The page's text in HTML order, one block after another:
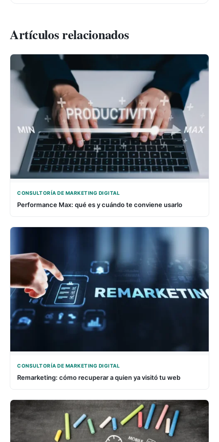
Artículos relacionados
CONSULTORÍA DE MARKETING DIGITAL
Performance Max: qué es y cuándo te conviene usarlo
CONSULTORÍA DE MARKETING DIGITAL
Remarketing: cómo recuperar a quien ya visitó tu web